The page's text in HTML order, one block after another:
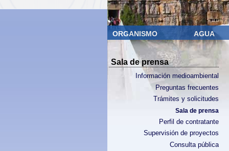
ORGANISMO AGUA
Sala de prensa
Información medioambiental
Preguntas frecuentes
Trámites y solicitudes
Sala de prensa
Perfil de contratante
Supervisión de proyectos
Consulta pública